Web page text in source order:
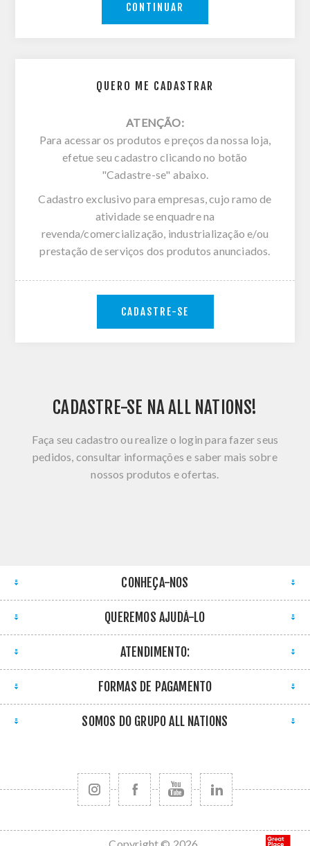
QUERO ME CADASTRAR
ATENÇÃO:
Para acessar os produtos e preços da nossa loja,
efetue seu cadastro clicando no botão
"Cadastre-se" abaixo.
Cadastro exclusivo para empresas, cujo ramo de
atividade se enquadre na
revenda/comercialização, industrialização e/ou
prestação de serviços dos produtos anunciados.
CADASTRE-SE
CONTINUAR
CADASTRE-SE NA ALL NATIONS!
Faça seu cadastro ou realize o login para fazer seus
pedidos, consultar informações e saber mais sobre
nossos produtos e ofertas.
CONHEÇA-NOS
QUEREMOS AJUDÁ-LO
ATENDIMENTO:
FORMAS DE PAGAMENTO
SOMOS DO GRUPO ALL NATIONS